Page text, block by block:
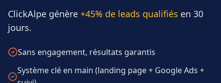
ClickAlpe génère +45% de leads qualifiés en 30
jours.
Sans engagement, résultats garantis
Système clé en main (landing page + Google Ads +